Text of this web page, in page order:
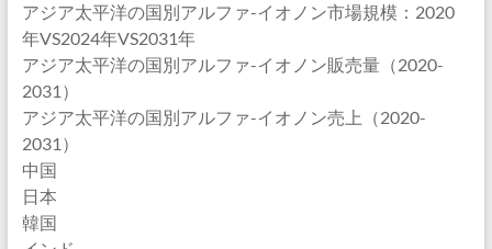
アジア太平洋の国別アルファ-イオノン市場規模：2020
年VS2024年VS2031年
アジア太平洋の国別アルファ-イオノン販売量（2020-
2031）
アジア太平洋の国別アルファ-イオノン売上（2020-
2031）
中国
日本
韓国